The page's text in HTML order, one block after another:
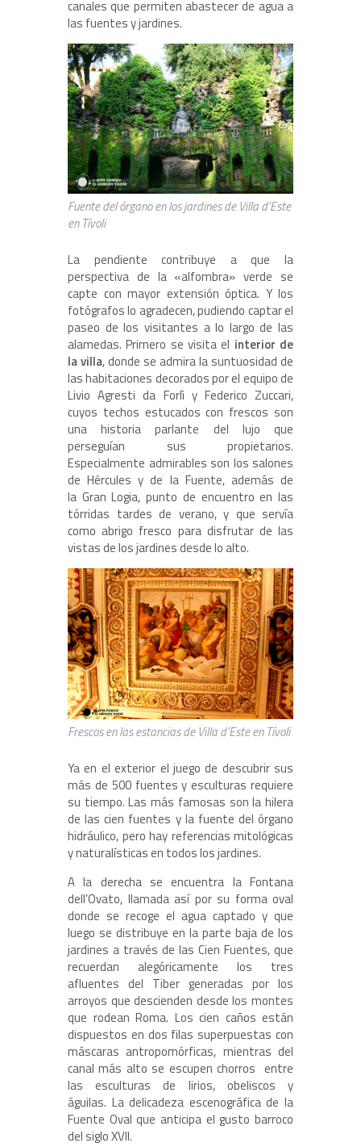
canales que permiten abastecer de agua a
las fuentes y jardines.
Fuente del órgano en los jardines de Villa d’Este
en Tívoli
La pendiente contribuye a que la
perspectiva de la «alfombra» verde se
capte con mayor extensión óptica. Y los
fotógrafos lo agradecen, pudiendo captar el
paseo de los visitantes a lo largo de las
alamedas. Primero se visita el interior de
la villa, donde se admira la suntuosidad de
las habitaciones decorados por el equipo de
Livio Agresti da Forlì y Federico Zuccari,
cuyos techos estucados con frescos son
una historia parlante del lujo que
perseguían sus propietarios.
Especialmente admirables son los salones
de Hércules y de la Fuente, además de
la Gran Logia, punto de encuentro en las
tórridas tardes de verano, y que servía
como abrigo fresco para disfrutar de las
vistas de los jardines desde lo alto.
Frescos en las estancias de Villa d’Este en Tívoli
Ya en el exterior el juego de descubrir sus
más de 500 fuentes y esculturas requiere
su tiempo. Las más famosas son la hilera
de las cien fuentes y la fuente del órgano
hidráulico, pero hay referencias mitológicas
y naturalísticas en todos los jardines.
A la derecha se encuentra la Fontana
dell’Ovato, llamada así por su forma oval
donde se recoge el agua captado y que
luego se distribuye en la parte baja de los
jardines a través de las Cien Fuentes, que
recuerdan alegóricamente los tres
afluentes del Tiber generadas por los
arroyos que descienden desde los montes
que rodean Roma. Los cien caños están
dispuestos en dos filas superpuestas con
máscaras antropomórficas, mientras del
canal más alto se escupen chorros entre
las esculturas de lirios, obeliscos y
águilas. La delicadeza escenográfica de la
Fuente Oval que anticipa el gusto barroco
del siglo XVII.